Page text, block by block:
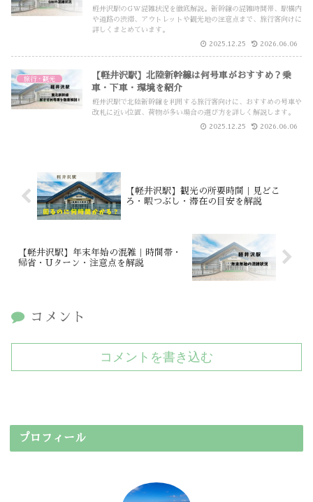
軽井沢駅のGW混雑状況を徹底解説。新幹線の混雑時間帯、駅構内
や道路の渋滞、アウトレットや観光地の注意点まで、旅行客向けに
詳しくまとめています。
2025.12.25 2026.06.06
旅行・観光
【軽井沢駅】北陸新幹線は何号車がおすすめ？乗
車・下車・環境を紹介
軽井沢駅で北陸新幹線を利用する旅行客向けに、おすすめの号車や
改札に近い位置、荷物が多い場合の選び方を詳しく解説します。
2025.12.25 2026.06.06
【軽井沢駅】観光の所要時間｜見どこ
ろ・暇つぶし・滞在の目安を解説
【軽井沢駅】年末年始の混雑｜時間帯・
帰省・Uターン・注意点を解説
コメント
コメントを書き込む
プロフィール